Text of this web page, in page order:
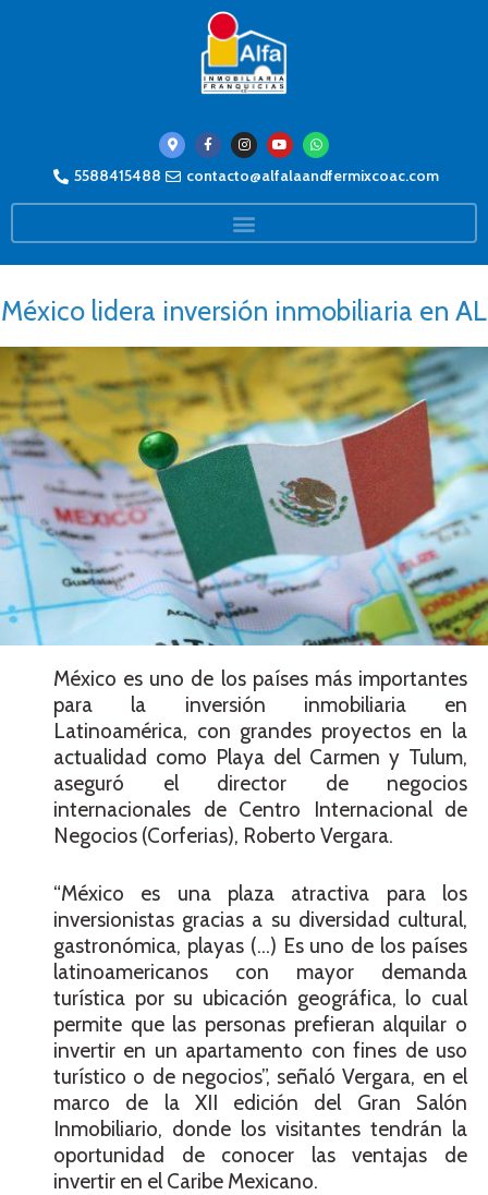
5588415488 contacto@alfalaandfermixcoac.com
México lidera inversión inmobiliaria en AL
México es uno de los países más importantes
para la inversión inmobiliaria en
Latinoamérica, con grandes proyectos en la
actualidad como Playa del Carmen y Tulum,
aseguró el director de negocios
internacionales de Centro Internacional de
Negocios (Corferias), Roberto Vergara.
“México es una plaza atractiva para los
inversionistas gracias a su diversidad cultural,
gastronómica, playas (…) Es uno de los países
latinoamericanos con mayor demanda
turística por su ubicación geográfica, lo cual
permite que las personas prefieran alquilar o
invertir en un apartamento con fines de uso
turístico o de negocios”, señaló Vergara, en el
marco de la XII edición del Gran Salón
Inmobiliario, donde los visitantes tendrán la
oportunidad de conocer las ventajas de
invertir en el Caribe Mexicano.